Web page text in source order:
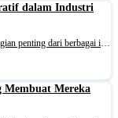
dalam Industri
Pengantar Teknologi kecerdasan buatan (AI) telah menjadi bagian penting dari berbagai industri, termasuk industri kreatif. Salah satu teknologi AI yang mendapat perhatian besar adalah AI generatif, yang mampu menciptakan konten secara otomatis. Dalam laporan ini, kami akan menjelajahi dampak positi
Membuat Mereka